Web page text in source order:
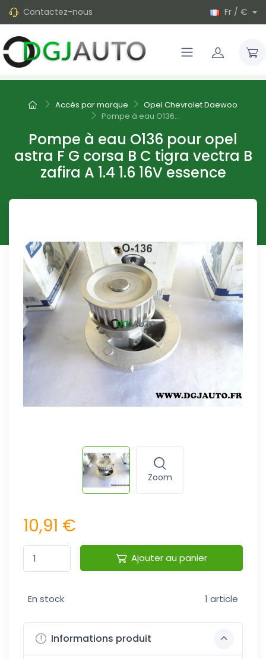
Contactez-nous Fr / €
Accès par marque
Opel Chevrolet Daewoo
Pompe à eau O136...
Pompe à eau O136 pour opel
astra F G corsa B C tigra vectra B
zafira A 1.4 1.6 16V essence
Zoom
10,91 €
Ajouter au panier
En stock 1 article
Informations produit